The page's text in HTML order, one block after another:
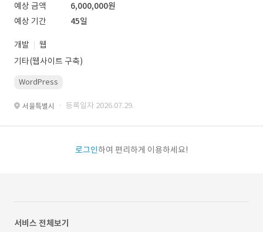
예상 금액
6,000,000원
예상 기간
45일
개발
웹
기타(웹사이트 구축)
WordPress
서울특별시 · 등록일자 2026.07.29.
로그인하여 편리하게 이용하세요!
서비스 전체보기